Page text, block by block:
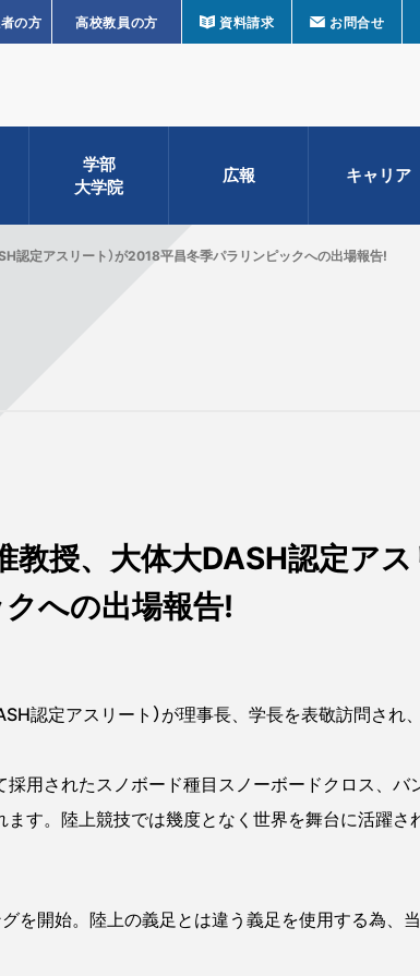
の方 高校教員の方 資料請求 お問合せ
学部
大学院
広報 キャリア
認定アスリート）が2018平昌冬季パラリンピックへの出場報告!
教授、大体大DASH認定ア
への出場報告!
認定アスリート）が理事長、学長を表敬訪問さ
用されたスノボード種目スノーボードクロス、
ます。陸上競技では幾度となく世界を舞台に活躍
を開始。陸上の義足とは違う義足を使用する為、